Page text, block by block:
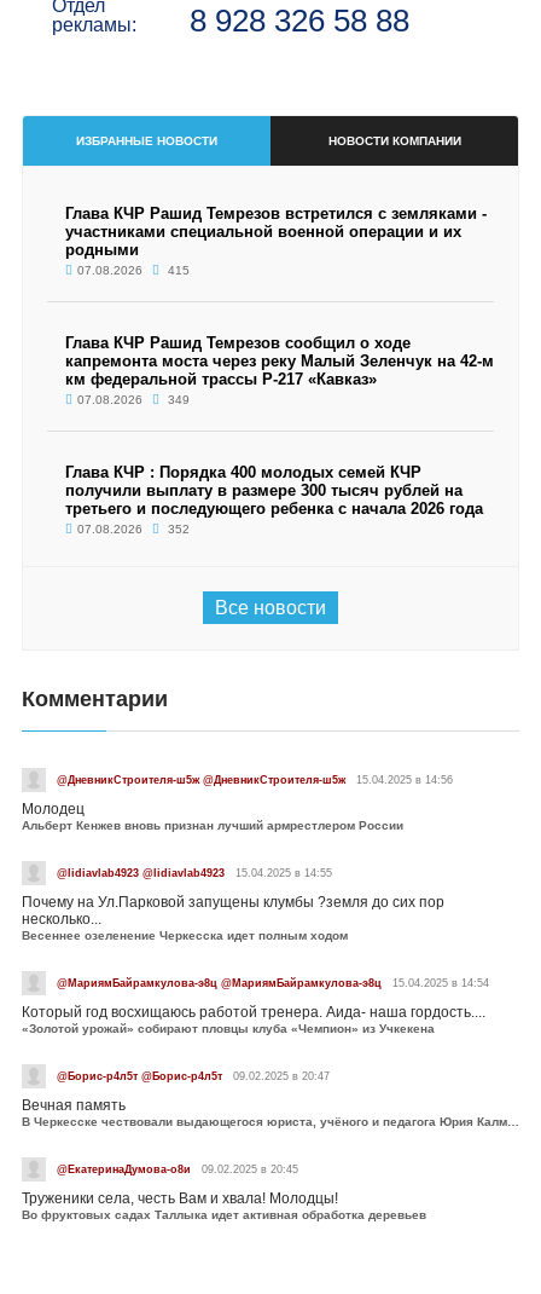
Отдел
рекламы:
8 928 326 58 88
ИЗБРАННЫЕ НОВОСТИ НОВОСТИ КОМПАНИИ
Глава КЧР Рашид Темрезов встретился с земляками -
участниками специальной военной операции и их
родными
07.08.2026 415
Глава КЧР Рашид Темрезов сообщил о ходе
капремонта моста через реку Малый Зеленчук на 42-м
км федеральной трассы Р-217 «Кавказ»
07.08.2026 349
Глава КЧР : Порядка 400 молодых семей КЧР
получили выплату в размере 300 тысяч рублей на
третьего и последующего ребенка с начала 2026 года
07.08.2026 352
Все новости
Комментарии
@ДневникСтроителя-ш5ж @ДневникСтроителя-ш5ж 15.04.2025 в 14:56
Молодец
Альберт Кенжев вновь признан лучший армрестлером России
@lidiavlab4923 @lidiavlab4923 15.04.2025 в 14:55
Почему на Ул.Парковой запущены клумбы ?земля до сих пор
несколько...
Весеннее озеленение Черкесска идет полным ходом
@МариямБайрамкулова-э8ц @МариямБайрамкулова-э8ц 15.04.2025 в 14:54
Который год восхищаюсь работой тренера. Аида- наша гордость....
«Золотой урожай» собирают пловцы клуба «Чемпион» из Учкекена
@Борис-р4л5т @Борис-р4л5т 09.02.2025 в 20:47
Вечная память
В Черкесске чествовали выдающегося юриста, учёного и педагога Юрия Калмыкова
@ЕкатеринаДумова-о8и 09.02.2025 в 20:45
Труженики села, честь Вам и хвала! Молодцы!
Во фруктовых садах Таллыка идет активная обработка деревьев